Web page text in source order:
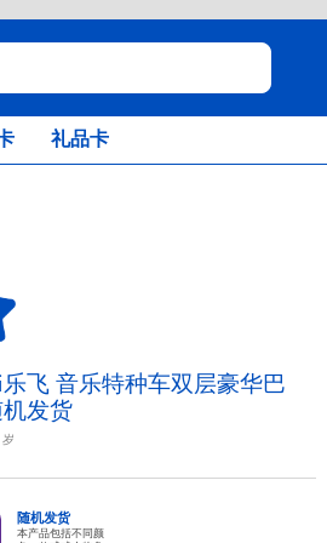
礼品卡
飞 音乐特种车双层豪华巴
发货
岁
随机发货
本产品包括不同颜